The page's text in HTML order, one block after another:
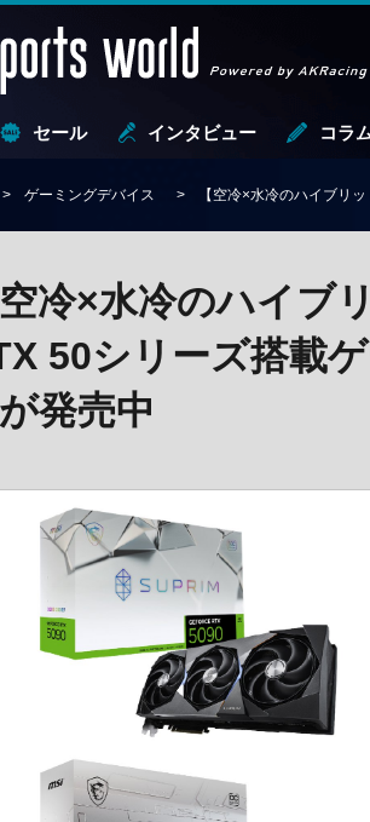
セール インタビュー コラ
ゲーミングデバイス 【空冷×水冷のハイブリ
空冷×水冷のハイブ
50シリーズ搭載
発売中